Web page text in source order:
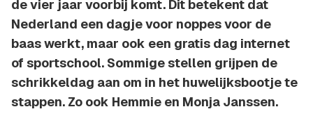
de vier jaar voorbij komt. Dit betekent dat
Nederland een dagje voor noppes voor de
baas werkt, maar ook een gratis dag internet
of sportschool. Sommige stellen grijpen de
schrikkeldag aan om in het huwelijksbootje te
stappen. Zo ook Hemmie en Monja Janssen.